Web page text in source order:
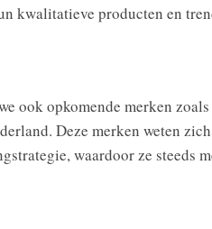
kwalitatieve producten en
ook opkomende merken
Deze merken weten
waardoor ze steeds